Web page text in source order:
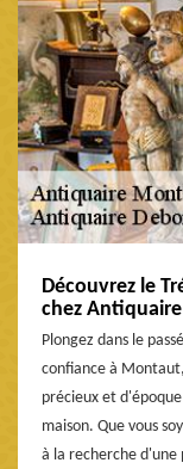
Découvrez le
chez
Plongez dans le
confiance à
précieux et
maison. Que vous
à la recherche